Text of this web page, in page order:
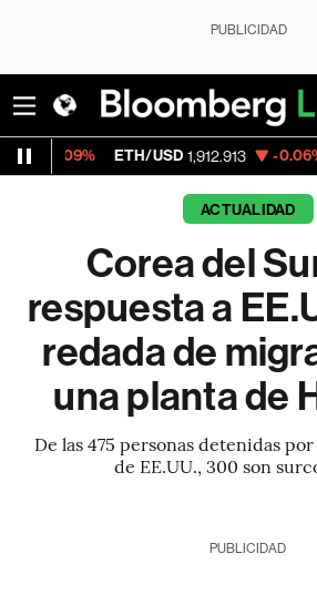
PUBLICIDAD
ETH/USD 1,912.913 -0.06% Visa
ACTUALIDAD
Corea del
respuesta a
redada de
una planta de
De las 475 personas detenidas
de EE.UU., 300 son
PUBLICIDAD